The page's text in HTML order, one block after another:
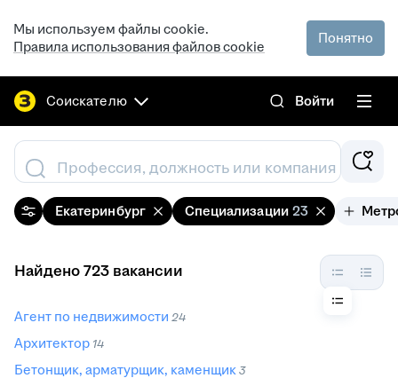
Мы используем файлы cookie.
Правила использования файлов cookie
Понятно
Соискателю Войти
Профессия, должность или компания
Екатеринбург Специализации 23
Найдено 723 вакансии
Агент по недвижимости 24
Архитектор 14
Бетонщик, арматурщик, каменщик 3